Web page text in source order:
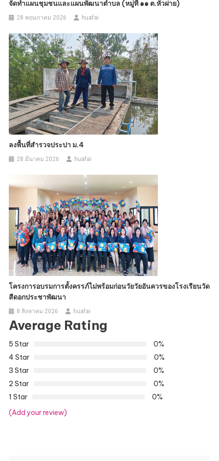
จัดทำแผนชุมชนและแผนพัฒนาตำบล (หมู่ที่ ๑๑ ต.หัวฝาย)
28 พฤษภาคม 2026 huafai
ลงพื้นที่สำรวจประปา ม.4
28 มีนาคม 2026 huafai
โครงการอบรมการตั้งครรภ์ไม่พร้อมก่อนวัยวัยอันควรของโรงเรียนวัด
สีดอกประชาพัฒนา
8 สิงหาคม 2026 huafai
Average Rating
5 Star
0%
4 Star
0%
3 Star
0%
2 Star
0%
1 Star
0%
(Add your review)